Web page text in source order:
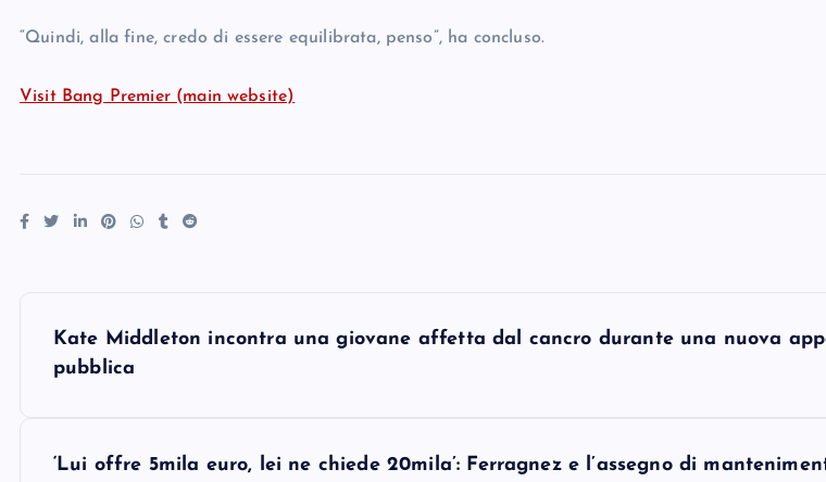
“Quindi, alla fine, credo di essere equilibrata, penso”, ha concluso.
Visit Bang Premier (main website)
Kate Middleton incontra una giovane affetta dal cancro durante una nuova
pubblica
‘Lui offre 5mila euro, lei ne chiede 20mila’: Ferragnez e l’assegno di